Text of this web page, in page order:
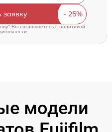
заявку
Вы соглашаетесь c политикой
модели